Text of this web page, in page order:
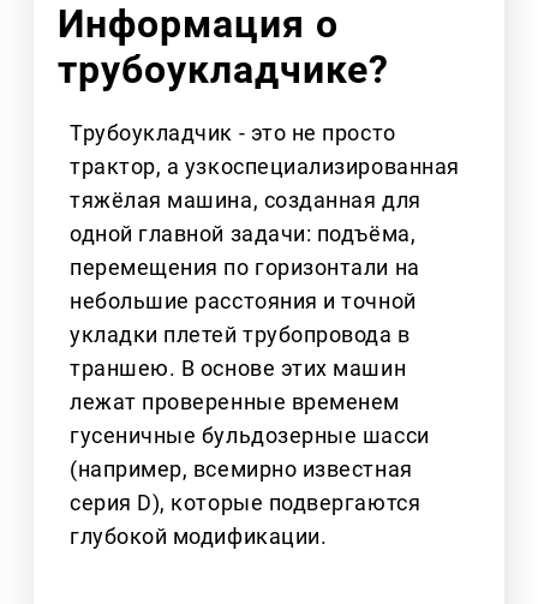
Информация о
трубоукладчике?
Трубоукладчик - это не просто
трактор, а узкоспециализированная
тяжёлая машина, созданная для
одной главной задачи: подъёма,
перемещения по горизонтали на
небольшие расстояния и точной
укладки плетей трубопровода в
траншею. В основе этих машин
лежат проверенные временем
гусеничные бульдозерные шасси
(например, всемирно известная
серия D), которые подвергаются
глубокой модификации.